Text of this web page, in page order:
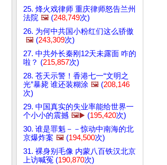
25. 烽火戏律师 重庆律师怒告兰州
法院 🖼️ (248,749次)
26. 为何中共国小粉红们这么骄傲
🖼️ (243,309次)
27. 中共外长秦刚12天未露面 咋的
啦？ (215,857次)
28. 苍天示警！香港七一“文明之
光”暴毙 谁还装糊涂 🖼️ (208,146
次)
29. 中国真实的失业率能给世界一
个小小的震撼 🖼️▶️ (195,420次)
30. 谁是罪魁－－惊动中南海的北
京爆炸案 🖼️ (194,500次)
31. 裸身别毛像 内蒙八百铁汉北京
上访喊冤 (190,870次)